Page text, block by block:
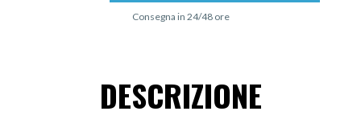
Consegna in 24/48 ore
DESCRIZIONE